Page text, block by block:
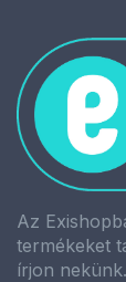
Az
termékeket
írjon nekünk.